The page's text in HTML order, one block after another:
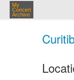
My
Concert
Archive